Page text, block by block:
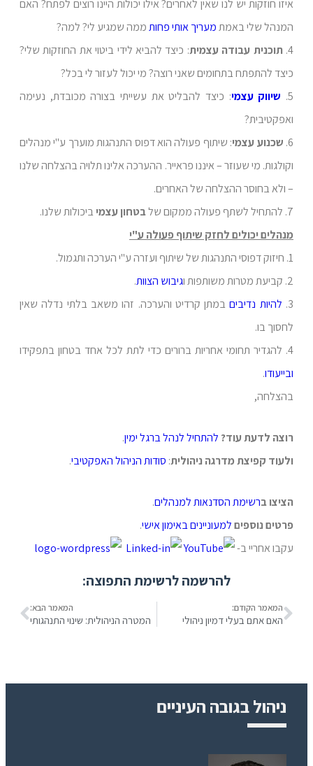
איזו חוזקות יש לנו שאין לאחרים? אילו יכולות היינו רוצים לפתח? האם
המנהל שלי באמתמעריך אותי פחותממה שמגיע לי? למה?
4. תוכנית עבודה עצמית: כיצד להביא לידי ביטוי את החוזקות שלי?
כיצד להתפתח בתחומים שאני רוצה? מי יכול לעזור לי בכל?
5. שיווק עצמי: כיצד להבליט את עשייתי בצורה מכובדת, נעימה
ואפקטיבית?
6. שכנוע עצמי: שיתוף פעולה הוא דפוס התנהגות מוערך ע"י מנהלים
וקולגות. מי שעוזר – איננו פראייר. ההערכה אלינו תלויה בהצלחה שלנו
– ולא בחוסר ההצלחה של האחרים.
7. להתחיל לשתף פעולה ממקום של
בטחון עצמי ביכולות שלנו.
מנהלים יכולים לחזק שיתוף פעולה ע"י
1. חיזוק דפוסי התנהגות של שיתוף ועזרה ע"י הערכה ותגמול.
2. קביעת מטרות משותפות ו
גיבוש הצוות.
3. להיות נדיביםבמתן קרדיט והערכה. זהו משאב בלתי נדלה שאין
לחסוך בו.
4. להגדיר תחומי אחריות ברורים כדי לתת לכל אחד בטחון בתפקידו
ובייעודו.
בהצלחה,
רוצה לדעת עוד? להתחיל לנהל ברגל ימין.
ולעוד קפיצת מדרגה ניהולית: סודות הניהול האפקטיבי.
הציצו ברשימת הסדנאות למנהלים.
פרטים נוספיםלמעונייניםבאימון אישי.
עקבו אחריי ב-
להרשמה לרשימת התפוצה:
המאמר הקודם:
האם אתם בעלי דמיון ניהולי
המאמר הבא:
המטרה הניהולית: שינוי התנהגותי
ניהול בגובה העיניים